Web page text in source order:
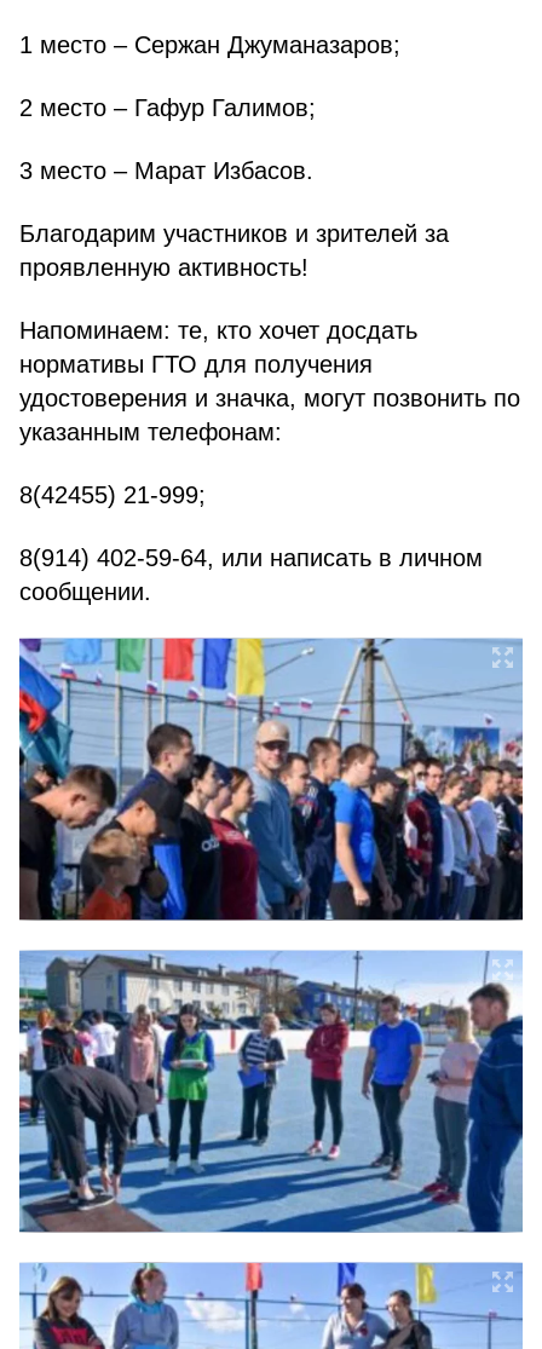
1 место – Сержан Джуманазаров;
2 место – Гафур Галимов;
3 место – Марат Избасов.
Благодарим участников и зрителей за
проявленную активность!
Напоминаем: те, кто хочет досдать
нормативы ГТО для получения
удостоверения и значка, могут позвонить по
указанным телефонам:
8(42455) 21-999;
8(914) 402-59-64, или написать в личном
сообщении.